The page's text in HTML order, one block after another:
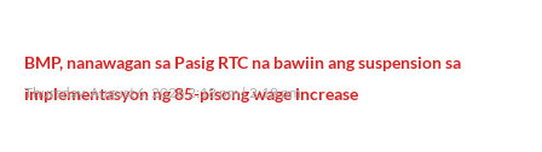
BMP, nanawagan sa Pasig RTC na bawiin ang suspension sa
implementasyon ng 85-pisong wage increase
Thursday, August 6, 2026 2:18 pm 2:18 pm